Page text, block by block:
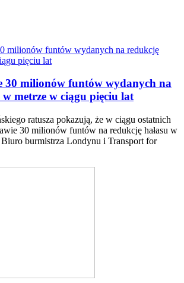
30 milionów funtów wydanych na
w metrze w ciągu pięciu lat
ratusza pokazują, że w ciągu ostatnich
30 milionów funtów na redukcję hałasu w
burmistrza Londynu i Transport for